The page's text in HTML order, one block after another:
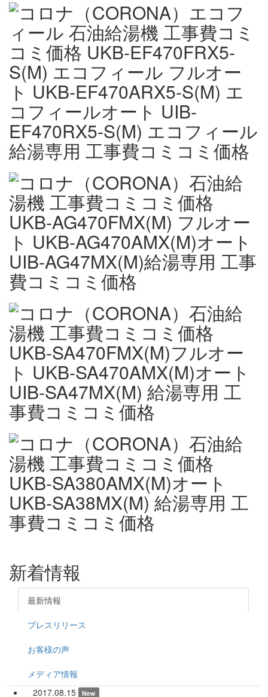
新着情報
最新情報
プレスリリース
お客様の声
メディア情報
2017.08.15
New